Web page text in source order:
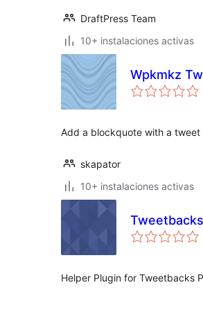
DraftPress Team
10+ instalaciones activas
Wpkmkz
Add a blockquote with a
skapator
10+ instalaciones activas
Helper Plugin for Tweetbacks